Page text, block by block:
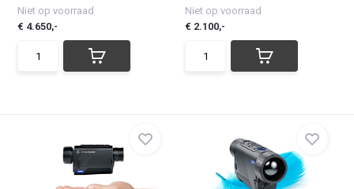
Niet op voorraad
€ 4.650,-
Niet op voorraad
€ 2.100,-